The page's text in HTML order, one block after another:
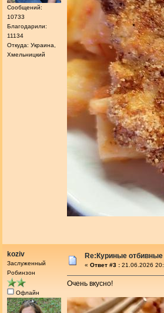
Сообщений:
10733
Благодарили:
11134
Откуда: Украина,
Хмельницкий
koziv
Заслуженный
Робинзон
Офлайн
Re:Куриные
« Ответ #3 : 21.06.2026
Очень вкусно!